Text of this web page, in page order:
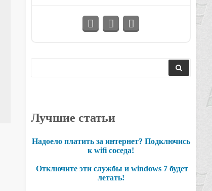
Лучшие статьи
Надоело платить за интернет? Подключись
к wifi соседа!
Отключите эти службы и windows 7 будет
летать!